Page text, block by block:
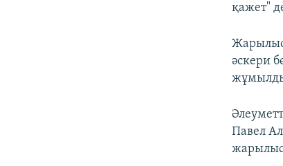
қажет"
Жарылыс
әскери
Павел